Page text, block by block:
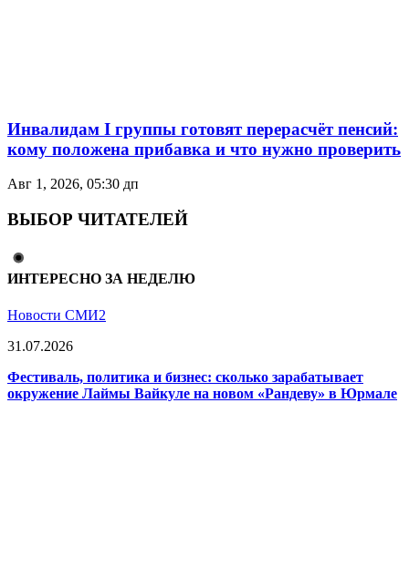
Инвалидам I группы готовят перерасчёт пенсий:
кому положена прибавка и что нужно проверить
Авг 1, 2026, 05:30 дп
ВЫБОР ЧИТАТЕЛЕЙ
ИНТЕРЕСНО ЗА НЕДЕЛЮ
Новости СМИ2
31.07.2026
Фестиваль, политика и бизнес: сколько зарабатывает
окружение Лаймы Вайкуле на новом «Рандеву» в Юрмале